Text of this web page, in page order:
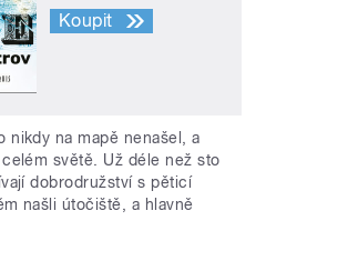
Koupit
nikdy na mapě nenašel, a
světě. Už déle než sto
dobrodružství s pěticí
našli útočiště, a hlavně